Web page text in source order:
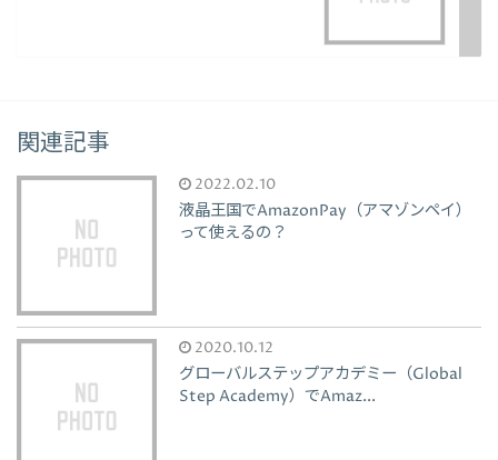
関連記事
2022.02.10
液晶王国でAmazonPay（アマゾンペイ）
って使えるの？
2020.10.12
グローバルステップアカデミー（Global
Step Academy）でAmaz...